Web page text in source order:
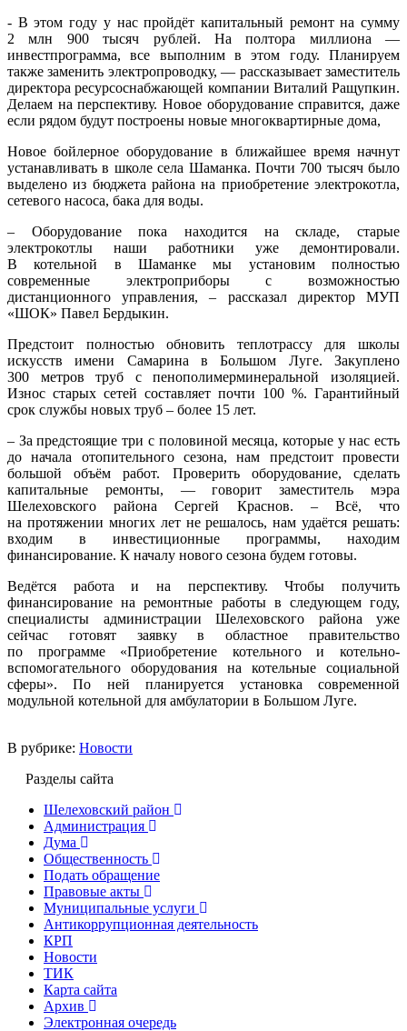
- В этом году у нас пройдёт капитальный ремонт на сумму
2 млн 900 тысяч рублей. На полтора миллиона —
инвестпрограмма, все выполним в этом году. Планируем
также заменить электропроводку, — рассказывает заместитель
директора ресурсоснабжающей компании Виталий Ращупкин.
Делаем на перспективу. Новое оборудование справится, даже
если рядом будут построены новые многоквартирные дома,
Новое бойлерное оборудование в ближайшее время начнут
устанавливать в школе села Шаманка. Почти 700 тысяч было
выделено из бюджета района на приобретение электрокотла,
сетевого насоса, бака для воды.
– Оборудование пока находится на складе, старые
электрокотлы наши работники уже демонтировали.
В котельной в Шаманке мы установим полностью
современные электроприборы с возможностью
дистанционного управления, – рассказал директор МУП
«ШОК» Павел Бердыкин.
Предстоит полностью обновить теплотрассу для школы
искусств имени Самарина в Большом Луге. Закуплено
300 метров труб с пенополимерминеральной изоляцией.
Износ старых сетей составляет почти 100 %. Гарантийный
срок службы новых труб – более 15 лет.
– За предстоящие три с половиной месяца, которые у нас есть
до начала отопительного сезона, нам предстоит провести
большой объём работ. Проверить оборудование, сделать
капитальные ремонты, — говорит заместитель мэра
Шелеховского района Сергей Краснов. – Всё, что
на протяжении многих лет не решалось, нам удаётся решать:
входим в инвестиционные программы, находим
финансирование. К началу нового сезона будем готовы.
Ведётся работа и на перспективу. Чтобы получить
финансирование на ремонтные работы в следующем году,
специалисты администрации Шелеховского района уже
сейчас готовят заявку в областное правительство
по программе «Приобретение котельного и котельно-
вспомогательного оборудования на котельные социальной
сферы». По ней планируется установка современной
модульной котельной для амбулатории в Большом Луге.
В рубрике: Новости
Разделы сайта
Шелеховский район
Администрация
Дума
Общественность
Подать обращение
Правовые акты
Муниципальные услуги
Антикоррупционная деятельность
КРП
Новости
ТИК
Карта сайта
Архив
Электронная очередь